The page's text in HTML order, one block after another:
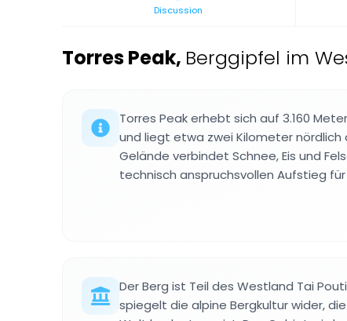
Discussion
Torres Peak, Berggipfel im
Torres Peak erhebt sich auf 3.160
und liegt etwa zwei Kilometer nördlich
Gelände verbindet Schnee, Eis und
technisch anspruchsvollen Aufstieg
Der Berg ist Teil des Westland Tai
spiegelt die alpine Bergkultur wider,